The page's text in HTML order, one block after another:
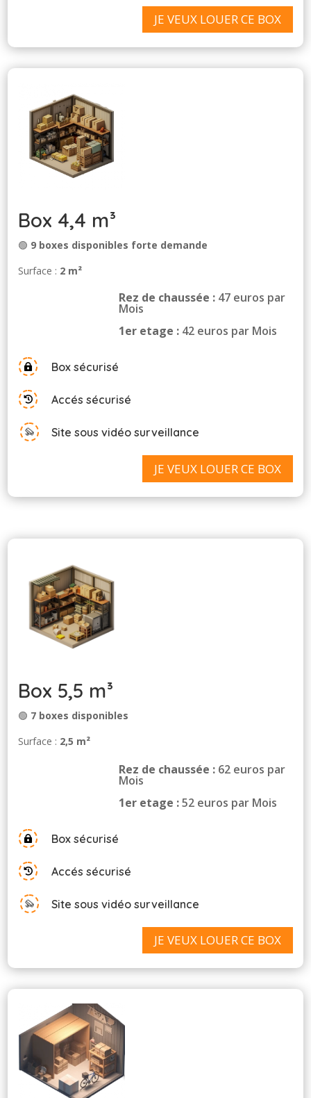
JE VEUX LOUER CE BOX
Box 4,4 m³
🟢 9 boxes disponibles forte demande
Surface : 2 m²
Rez de chaussée : 47 euros par
Mois
1er etage : 42 euros par Mois
 Box sécurisé
 Accés sécurisé
Site sous vidéo surveillance
JE VEUX LOUER CE BOX
Box 5,5 m³
🟢 7 boxes disponibles
Surface : 2,5 m²
Rez de chaussée : 62 euros par
Mois
1er etage :52 euros par Mois
 Box sécurisé
 Accés sécurisé
Site sous vidéo surveillance
JE VEUX LOUER CE BOX